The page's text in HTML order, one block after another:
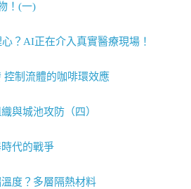
！(一)
？AI正在介入真實醫療現場！
制流體的咖啡環效應
與城池攻防（四）
代的戰爭
度？多層隔熱材料